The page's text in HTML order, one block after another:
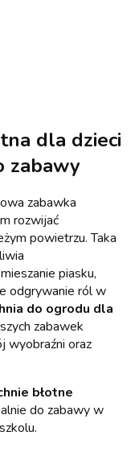
dla dzieci
zabawy
zabawka
rozwijać
powietrzu. Taka
piasku,
odgrywanie ról w
do ogrodu dla
zabawek
wyobraźni oraz
błotne
do zabawy w